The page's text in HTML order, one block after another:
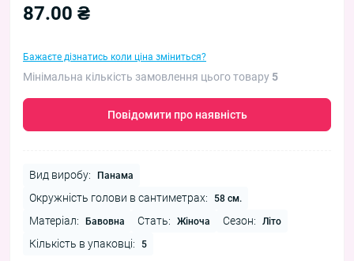
87.00 ₴
Бажаєте дізнатись коли ціна зміниться?
Мінімальна кількість замовлення цього товару 5
Повідомити про наявність
Вид виробу: Панама
Окружність голови в сантиметрах: 58 см.
Матеріал: Бавовна Стать: Жіноча Сезон: Літо
Кількість в упаковці: 5